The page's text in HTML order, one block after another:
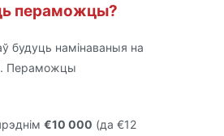
пераможцы?
будуць намінаваныя на
. Пераможцы
€10 000 (да €12